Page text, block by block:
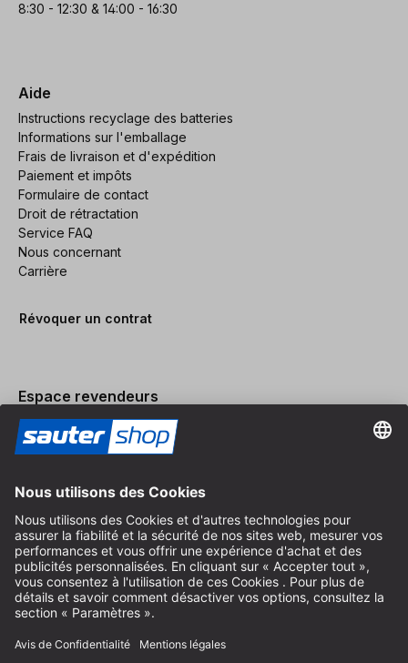
8:30 - 12:30 & 14:00 - 16:30
Aide
Instructions recyclage des batteries
Informations sur l'emballage
Frais de livraison et d'expédition
Paiement et impôts
Formulaire de contact
Droit de rétractation
Service FAQ
Nous concernant
Carrière
Révoquer un contrat
Espace revendeurs
Devenir revendeur
Mentions légales
Conditions Générales
Protection des Données
Paramètres des Cookies